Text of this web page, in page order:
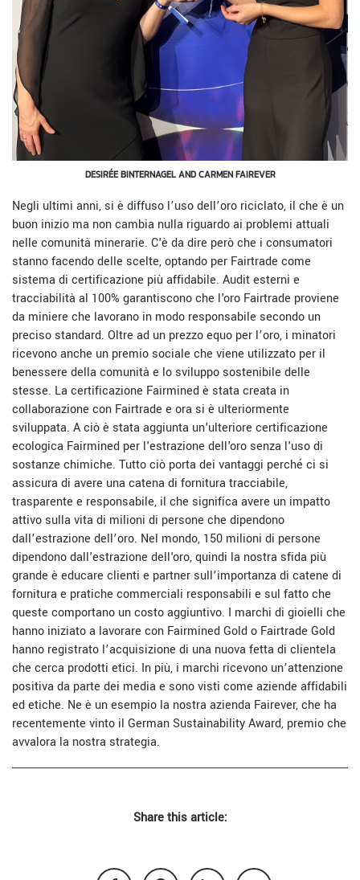
DESIRÉE BINTERNAGEL AND CARMEN FAIREVER
Negli ultimi anni, si è diffuso l’uso dell’oro riciclato, il che è un
buon inizio ma non cambia nulla riguardo ai problemi attuali
nelle comunità minerarie. C'è da dire però che i consumatori
stanno facendo delle scelte, optando per Fairtrade come
sistema di certificazione più affidabile. Audit esterni e
tracciabilità al 100% garantiscono che l'oro Fairtrade proviene
da miniere che lavorano in modo responsabile secondo un
preciso standard. Oltre ad un prezzo equo per l’oro, i minatori
ricevono anche un premio sociale che viene utilizzato per il
benessere della comunità e lo sviluppo sostenibile delle
stesse. La certificazione Fairmined è stata creata in
collaborazione con Fairtrade e ora si è ulteriormente
sviluppata. A ciò è stata aggiunta un'ulteriore certificazione
ecologica Fairmined per l'estrazione dell'oro senza l'uso di
sostanze chimiche. Tutto ciò porta dei vantaggi perché ci si
assicura di avere una catena di fornitura tracciabile,
trasparente e responsabile, il che significa avere un impatto
attivo sulla vita di milioni di persone che dipendono
dall’estrazione dell’oro. Nel mondo, 150 milioni di persone
dipendono dall'estrazione dell'oro, quindi la nostra sfida più
grande è educare clienti e partner sull’importanza di catene di
fornitura e pratiche commerciali responsabili e sul fatto che
queste comportano un costo aggiuntivo. I marchi di gioielli che
hanno iniziato a lavorare con Fairmined Gold o Fairtrade Gold
hanno registrato l’acquisizione di una nuova fetta di clientela
che cerca prodotti etici. In più, i marchi ricevono un’attenzione
positiva da parte dei media e sono visti come aziende affidabili
ed etiche. Ne è un esempio la nostra azienda Fairever, che ha
recentemente vinto il German Sustainability Award, premio che
avvalora la nostra strategia.
Share this article: